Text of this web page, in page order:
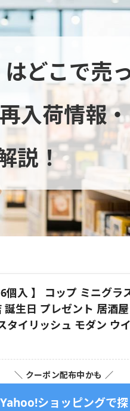
どこで売
入荷情報・
説！
個入 】 コップ ミニグラ
生日 プレゼント 居酒屋
タイリッシュ モダン ウイ
＼ クーポン配布中かも ／
Yahoo!ショッピングで探